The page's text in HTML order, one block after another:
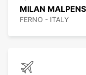
MILAN
FERNO - ITALY